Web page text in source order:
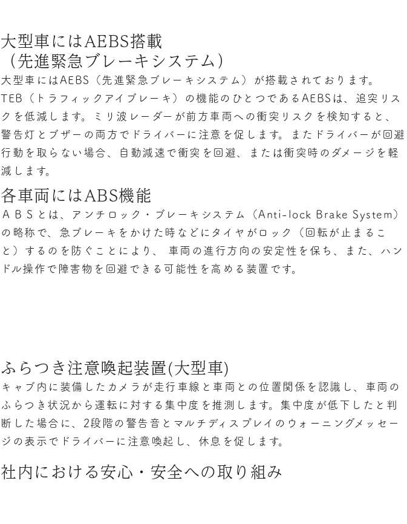
大型車にはAEBS搭載
（先進緊急ブレーキシステム）
大型車にはAEBS（先進緊急ブレーキシステム）が搭載されております。
TEB（トラフィックアイブレーキ）の機能のひとつであるAEBSは、追突リス
クを低減します。ミリ波レーダーが前方車両への衝突リスクを検知すると、
警告灯とブザーの両方でドライバーに注意を促します。またドライバーが回避
行動を取らない場合、自動減速で衝突を回避、または衝突時のダメージを軽
減します。
各車両にはABS機能
ＡＢＳとは、アンチロック・ブレーキシステム（Anti-lock Brake System）
の略称で、急ブレーキをかけた時などにタイヤがロック（回転が止まるこ
と）するのを防ぐことにより、 車両の進行方向の安定性を保ち、また、ハン
ドル操作で障害物を回避できる可能性を高める装置です。
ふらつき注意喚起装置(大型車)
キャブ内に装備したカメラが走行車線と車両との位置関係を認識し、車両の
ふらつき状況から運転に対する集中度を推測します。集中度が低下したと判
断した場合に、2段階の警告音とマルチディスプレイのウォーニングメッセー
ジの表示でドライバーに注意喚起し、休息を促します。
社内における安心・安全への取り組み